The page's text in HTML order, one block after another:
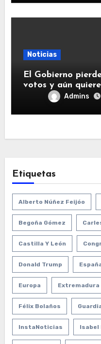
Noticias
El Gobierno
votos y aún
Admins
Etiquetas
Alberto Núñez Feijóo
Begoña Gómez
Castilla Y León
Donald Trump
Europa Extremadura
Félix Bolaños
InstaNoticias Isabel